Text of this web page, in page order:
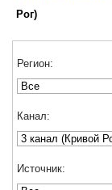
Рог)
Регион:
Канал:
Источник: